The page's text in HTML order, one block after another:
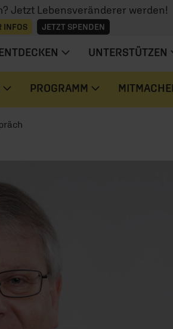
Jetzt Lebensveränderer werden!
INFOS JETZT SPENDEN
UNTERSTÜTZEN
PROGRAMM